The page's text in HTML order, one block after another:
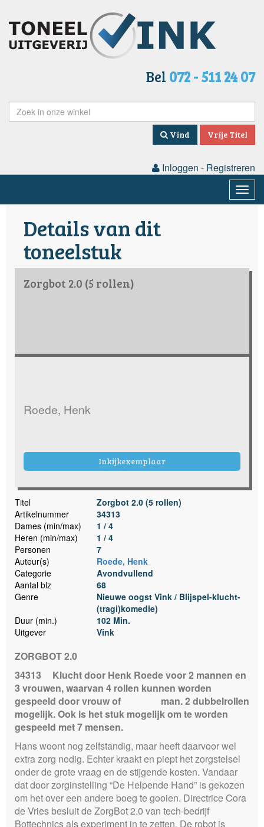
Bel 072 - 511 24 07
Vind Vrije Titel
Inloggen - Registreren
Details van dit
toneelstuk
Zorgbot 2.0 (5 rollen)
Roede, Henk
Inkijkexemplaar
Titel
Zorgbot 2.0 (5 rollen)
Artikelnummer
34313
Dames (min/max)
1 / 4
Heren (min/max)
1 / 4
Personen
7
Auteur(s)
Roede, Henk
Categorie
Avondvullend
Aantal blz
68
Genre
Nieuwe oogst Vink / Blijspel-klucht-
(tragi)komedie)
Duur (min.)
102 Min.
Uitgever
Vink
ZORGBOT 2.0
34313
Klucht door Henk Roede voor 2 mannen en
3 vrouwen, waarvan 4 rollen kunnen worden
gespeeld door vrouw of man. 2 dubbelrollen
mogelijk. Ook is het stuk mogelijk om te worden
gespeeld met 7 mensen.
Hans woont nog zelfstandig, maar heeft daarvoor wel
extra zorg nodig. Echter kraakt en piept het zorgstelsel
onder de grote vraag en de stijgende kosten. Vandaar
dat door zorginstelling “De Helpende Hand” is gekozen
om het over een andere boeg te gooien. Directrice Cora
de Vries besluit de ZorgBot 2.0 van tech-bedrijf
Bottechnics als experiment in te zetten. De robot is